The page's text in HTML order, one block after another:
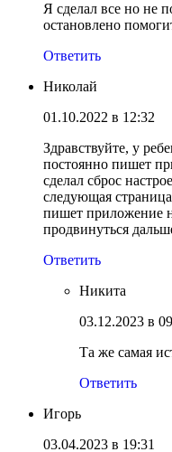
Я сделал все но не
остановлено
Ответить
Николай
01.10.2022 в 12:32
Здравствуйте, у
постоянно пишет
сделал сброс
следующая
пишет приложение
продвинуться
Ответить
Никита
03.12.2023 в
Та же самая
Ответить
Игорь
03.04.2023 в 19:31